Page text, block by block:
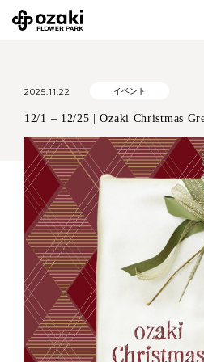
2025.11.22 イベント
12/1 – 12/25 | Ozaki Christmas